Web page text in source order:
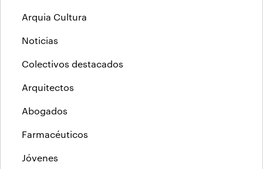
Arquia Cultura
Noticias
Colectivos destacados
Arquitectos
Abogados
Farmacéuticos
Jóvenes